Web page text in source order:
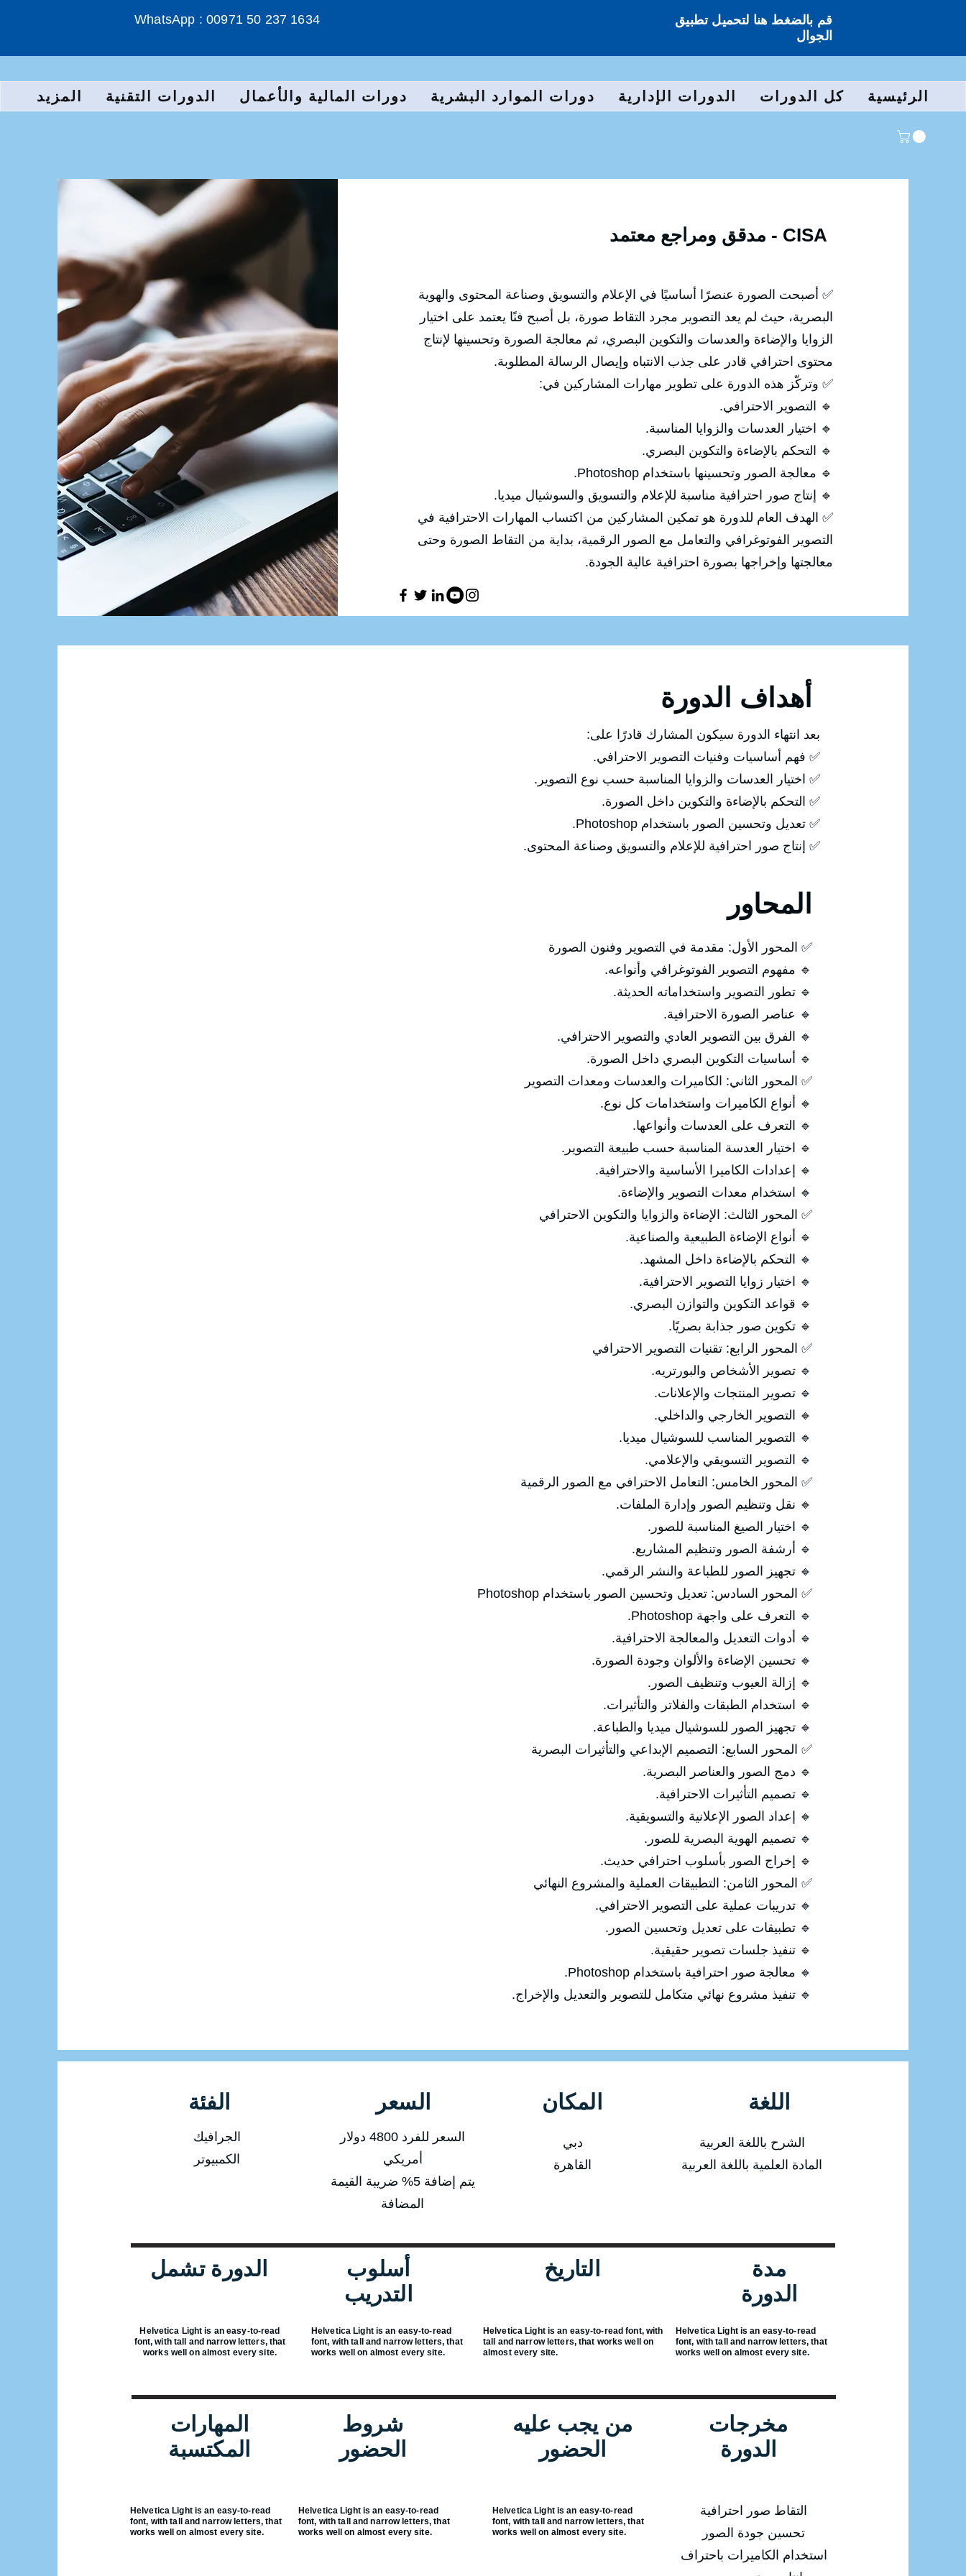
WhatsApp : 00971 50 237 1634
قم بالضغط هنا لتحميل تطبيق
الجوال
الرئيسية كل الدورات الدورات الإدارية دورات الموارد البشرية دورات المالية والأعمال الدورات التقنية المزيد
مدقق ومراجع معتمد - CISA
✅ أصبحت الصورة عنصرًا أساسيًا في الإعلام والتسويق وصناعة المحتوى والهوية
البصرية، حيث لم يعد التصوير مجرد التقاط صورة، بل أصبح فنًا يعتمد على اختيار
الزوايا والإضاءة والعدسات والتكوين البصري، ثم معالجة الصورة وتحسينها لإنتاج
محتوى احترافي قادر على جذب الانتباه وإيصال الرسالة المطلوبة.
✅ وتركّز هذه الدورة على تطوير مهارات المشاركين في:
🔹 التصوير الاحترافي.
🔹 اختيار العدسات والزوايا المناسبة.
🔹 التحكم بالإضاءة والتكوين البصري.
🔹 معالجة الصور وتحسينها باستخدام Photoshop.
🔹 إنتاج صور احترافية مناسبة للإعلام والتسويق والسوشيال ميديا.
✅ الهدف العام للدورة هو تمكين المشاركين من اكتساب المهارات الاحترافية في
التصوير الفوتوغرافي والتعامل مع الصور الرقمية، بداية من التقاط الصورة وحتى
معالجتها وإخراجها بصورة احترافية عالية الجودة.
بعد انتهاء الدورة سيكون المشارك قادرًا على:
✅ فهم أساسيات وفنيات التصوير الاحترافي.
✅ اختيار العدسات والزوايا المناسبة حسب نوع التصوير.
✅ التحكم بالإضاءة والتكوين داخل الصورة.
✅ تعديل وتحسين الصور باستخدام Photoshop.
✅ إنتاج صور احترافية للإعلام والتسويق وصناعة المحتوى.
✅ المحور الأول: مقدمة في التصوير وفنون الصورة
🔹 مفهوم التصوير الفوتوغرافي وأنواعه.
🔹 تطور التصوير واستخداماته الحديثة.
🔹 عناصر الصورة الاحترافية.
🔹 الفرق بين التصوير العادي والتصوير الاحترافي.
🔹 أساسيات التكوين البصري داخل الصورة.
✅ المحور الثاني: الكاميرات والعدسات ومعدات التصوير
🔹 أنواع الكاميرات واستخدامات كل نوع.
🔹 التعرف على العدسات وأنواعها.
🔹 اختيار العدسة المناسبة حسب طبيعة التصوير.
🔹 إعدادات الكاميرا الأساسية والاحترافية.
🔹 استخدام معدات التصوير والإضاءة.
✅ المحور الثالث: الإضاءة والزوايا والتكوين الاحترافي
🔹 أنواع الإضاءة الطبيعية والصناعية.
🔹 التحكم بالإضاءة داخل المشهد.
🔹 اختيار زوايا التصوير الاحترافية.
🔹 قواعد التكوين والتوازن البصري.
🔹 تكوين صور جذابة بصريًا.
✅ المحور الرابع: تقنيات التصوير الاحترافي
🔹 تصوير الأشخاص والبورتريه.
🔹 تصوير المنتجات والإعلانات.
🔹 التصوير الخارجي والداخلي.
🔹 التصوير المناسب للسوشيال ميديا.
🔹 التصوير التسويقي والإعلامي.
✅ المحور الخامس: التعامل الاحترافي مع الصور الرقمية
🔹 نقل وتنظيم الصور وإدارة الملفات.
🔹 اختيار الصيغ المناسبة للصور.
🔹 أرشفة الصور وتنظيم المشاريع.
🔹 تجهيز الصور للطباعة والنشر الرقمي.
✅ المحور السادس: تعديل وتحسين الصور باستخدام Photoshop
🔹 التعرف على واجهة Photoshop.
🔹 أدوات التعديل والمعالجة الاحترافية.
🔹 تحسين الإضاءة والألوان وجودة الصورة.
🔹 إزالة العيوب وتنظيف الصور.
🔹 استخدام الطبقات والفلاتر والتأثيرات.
🔹 تجهيز الصور للسوشيال ميديا والطباعة.
✅ المحور السابع: التصميم الإبداعي والتأثيرات البصرية
🔹 دمج الصور والعناصر البصرية.
🔹 تصميم التأثيرات الاحترافية.
🔹 إعداد الصور الإعلانية والتسويقية.
🔹 تصميم الهوية البصرية للصور.
🔹 إخراج الصور بأسلوب احترافي حديث.
✅ المحور الثامن: التطبيقات العملية والمشروع النهائي
🔹 تدريبات عملية على التصوير الاحترافي.
🔹 تطبيقات على تعديل وتحسين الصور.
🔹 تنفيذ جلسات تصوير حقيقية.
🔹 معالجة صور احترافية باستخدام Photoshop.
🔹 تنفيذ مشروع نهائي متكامل للتصوير والتعديل والإخراج.
الفئة
الجرافيك
الكمبيوتر
السعر
السعر للفرد 4800 دولار
أمريكي
يتم إضافة 5% ضريبة القيمة
المضافة
المكان
دبي
القاهرة
اللغة
الشرح باللغة العربية
المادة العلمية باللغة العربية
الدورة تشمل
Helvetica Light is an easy-to-read
font, with tall and narrow letters, that
works well on almost every site.
أسلوب
التدريب
Helvetica Light is an easy-to-read
font, with tall and narrow letters, that
works well on almost every site.
التاريخ
Helvetica Light is an easy-to-read font, with
tall and narrow letters, that works well on
almost every site.
مدة
الدورة
Helvetica Light is an easy-to-read
font, with tall and narrow letters, that
works well on almost every site.
المهارات
المكتسبة
شروط
الحضور
من يجب عليه
الحضور
مخرجات
الدورة
Helvetica Light is an easy-to-read
font, with tall and narrow letters, that
works well on almost every site.
Helvetica Light is an easy-to-read
font, with tall and narrow letters, that
works well on almost every site.
Helvetica Light is an easy-to-read
font, with tall and narrow letters, that
works well on almost every site.
التقاط صور احترافية
تحسين جودة الصور
استخدام الكاميرات باحتراف